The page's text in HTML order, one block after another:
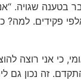
בטענה שגויה.
פקידים. למה?
כי אני רוצה
זה נכון גם